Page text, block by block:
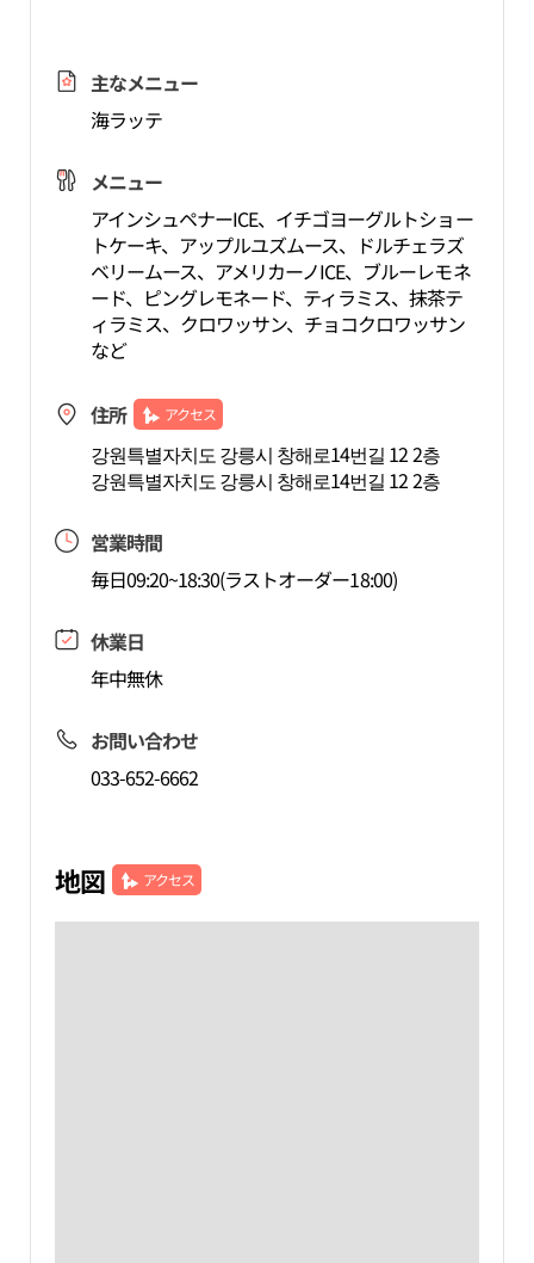
主なメニュー
海ラッテ
メニュー
アインシュペナーICE、イチゴヨーグルトショー
トケーキ、アップルユズムース、ドルチェラズ
ベリームース、アメリカーノICE、ブルーレモネ
ード、ピングレモネード、ティラミス、抹茶テ
ィラミス、クロワッサン、チョコクロワッサン
など
住所 アクセス
강원특별자치도 강릉시 창해로14번길 12 2층
강원특별자치도 강릉시 창해로14번길 12 2층
営業時間
毎日09:20~18:30(ラストオーダー18:00)
休業日
年中無休
お問い合わせ
033-652-6662
地図 アクセス